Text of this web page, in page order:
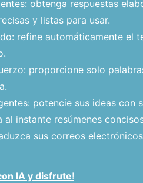
obtenga respuestas
y listas para usar.
refine automáticamente el
proporcione solo
potencie sus ideas con
al instante resúmenes
sus correos
IA y disfrute!